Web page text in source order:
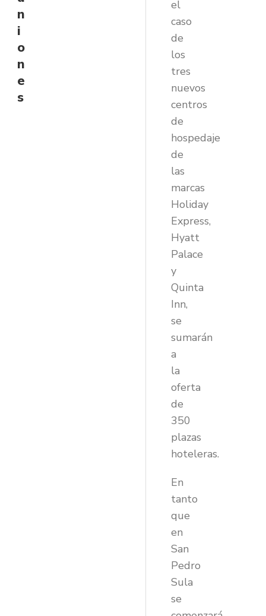
n
i
o
n
e
s
el
caso
de
los
tres
nuevos
centros
de
hospedaje
de
las
marcas
Holiday
Express,
Hyatt
Palace
y
Quinta
Inn,
se
sumarán
a
la
oferta
de
350
plazas
hoteleras.
En
tanto
que
en
San
Pedro
Sula
se